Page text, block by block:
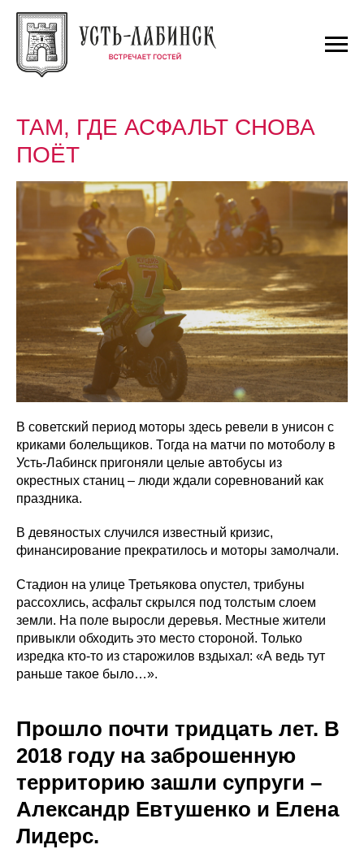
ТАМ, ГДЕ АСФАЛЬТ СНОВА
ПОЁТ
В советский период моторы здесь ревели в унисон с
криками болельщиков. Тогда на матчи по мотоболу в
Усть-Лабинск пригоняли целые автобусы из
окрестных станиц – люди ждали соревнований как
праздника.
В девяностых случился известный кризис,
финансирование прекратилось и моторы замолчали.
Стадион на улице Третьякова опустел, трибуны
рассохлись, асфальт скрылся под толстым слоем
земли. На поле выросли деревья. Местные жители
привыкли обходить это место стороной. Только
изредка кто-то из старожилов вздыхал: «А ведь тут
раньше такое было…».
Прошло почти тридцать лет. В
2018 году на заброшенную
территорию зашли супруги –
Александр Евтушенко и Елена
Лидерс.